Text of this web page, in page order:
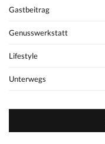
Gastbeitrag
Genusswerkstatt
Lifestyle
Unterwegs